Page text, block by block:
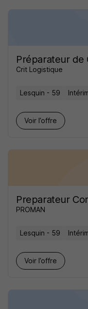
Préparateur de
Crit Logistique
Lesquin - 59
Voir l’offre
Preparateur
PROMAN
Lesquin - 59
Voir l’offre